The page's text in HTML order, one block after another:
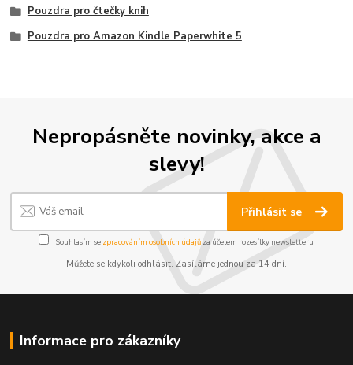
Pouzdra pro čtečky knih
Pouzdra pro Amazon Kindle Paperwhite 5
Nepropásněte novinky, akce a
slevy!
Přihlásit se
Souhlasím se zpracováním osobních údajůza účelem rozesílky newsletteru.
Můžete se kdykoli odhlásit. Zasíláme jednou za 14 dní.
Informace pro zákazníky